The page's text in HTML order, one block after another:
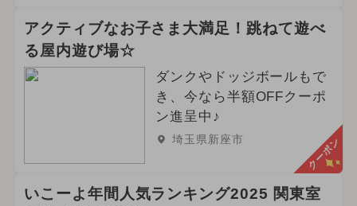
アクティブなお子さま大満足！跳ねて遊べ
る屋内遊び場☆
ダンクやドッジボールもで
き、今なら半額OFFクーポ
ン進呈中♪
埼玉県新座市 クーポン
いこーよ年間人気ランキング2025 関東室